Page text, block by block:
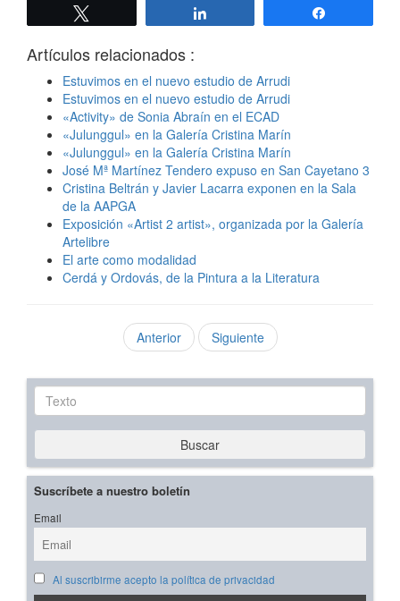
Artículos relacionados :
Estuvimos en el nuevo estudio de Arrudi
Estuvimos en el nuevo estudio de Arrudi
«Activity» de Sonia Abraín en el ECAD
«Julunggul» en la Galería Cristina Marín
«Julunggul» en la Galería Cristina Marín
José Mª Martínez Tendero expuso en San Cayetano 3
Cristina Beltrán y Javier Lacarra exponen en la Sala
de la AAPGA
Exposición «Artist 2 artist», organizada por la Galería
Artelibre
El arte como modalidad
Cerdá y Ordovás, de la Pintura a la Literatura
Anterior Siguiente
Texto
Buscar
Suscríbete a nuestro boletín
Email
Al suscribirme acepto la política de privacidad